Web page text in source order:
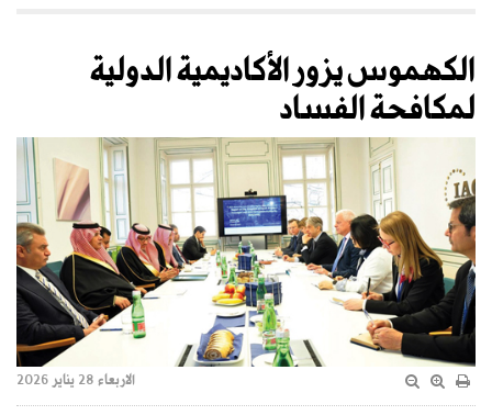
الكهموس يزور الأكاديمية الدولية
لمكافحة الفساد
الاربعاء 28 يناير 2026